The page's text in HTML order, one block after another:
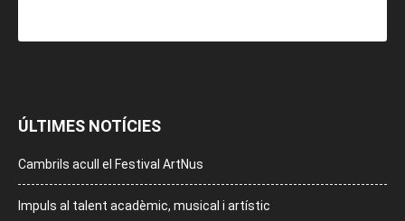
ÚLTIMES NOTÍCIES
Cambrils acull el Festival ArtNus
Impuls al talent acadèmic, musical i artístic